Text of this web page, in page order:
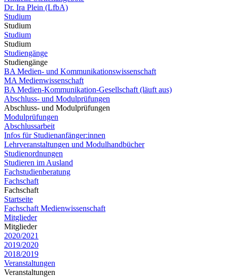
Dr. Ira Plein (LfbA)
Studium
Studium
Studium
Studium
Studiengänge
Studiengänge
BA Medien- und Kommunikationswissenschaft
MA Medienwissenschaft
BA Medien-Kommunikation-Gesellschaft (läuft aus)
Abschluss- und Modulprüfungen
Abschluss- und Modulprüfungen
Modulprüfungen
Abschlussarbeit
Infos für Studienanfänger:innen
Lehrveranstaltungen und Modulhandbücher
Studienordnungen
Studieren im Ausland
Fachstudienberatung
Fachschaft
Fachschaft
Startseite
Fachschaft Medienwissenschaft
Mitglieder
Mitglieder
2020/2021
2019/2020
2018/2019
Veranstaltungen
Veranstaltungen